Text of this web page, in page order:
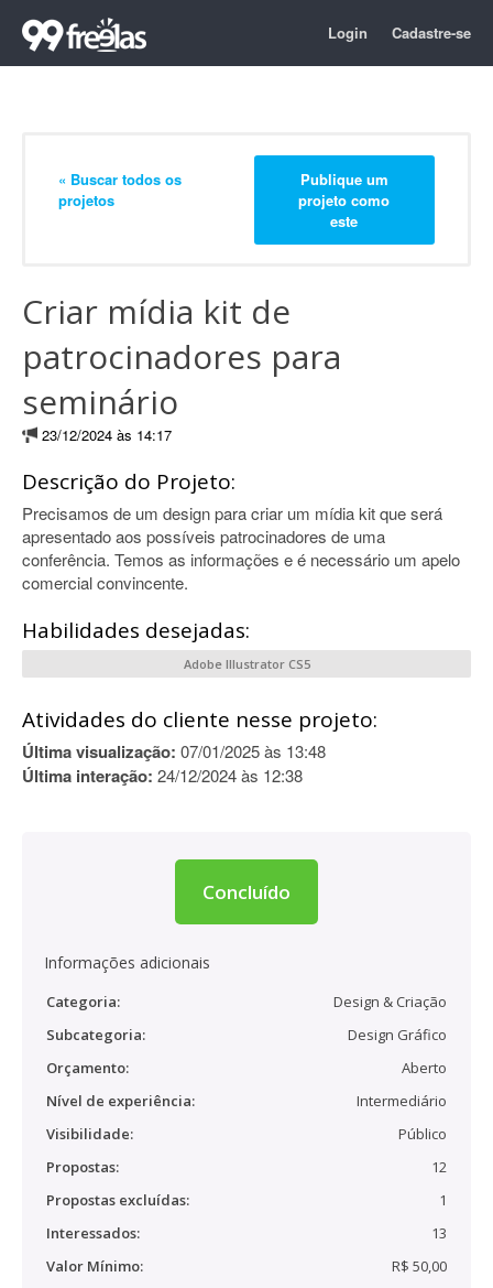
Login Cadastre-se
« Buscar todos os
projetos
Publique um
projeto como
este
Criar mídia kit de
patrocinadores para
seminário
23/12/2024 às 14:17
Descrição do Projeto:
Precisamos de um design para criar um mídia kit que será
apresentado aos possíveis patrocinadores de uma
conferência. Temos as informações e é necessário um apelo
comercial convincente.
Habilidades desejadas:
Adobe Illustrator CS5
Atividades do cliente nesse projeto:
Última visualização: 07/01/2025 às 13:48
Última interação: 24/12/2024 às 12:38
Concluído
Informações adicionais
Categoria:
Design & Criação
Subcategoria:
Design Gráfico
Orçamento:
Aberto
Nível de experiência:
Intermediário
Visibilidade:
Público
Propostas:
12
Propostas excluídas:
1
Interessados:
13
Valor Mínimo:
R$ 50,00